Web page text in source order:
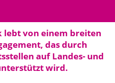
lebt von einem breiten
das durch
auf Landes- und
wird.